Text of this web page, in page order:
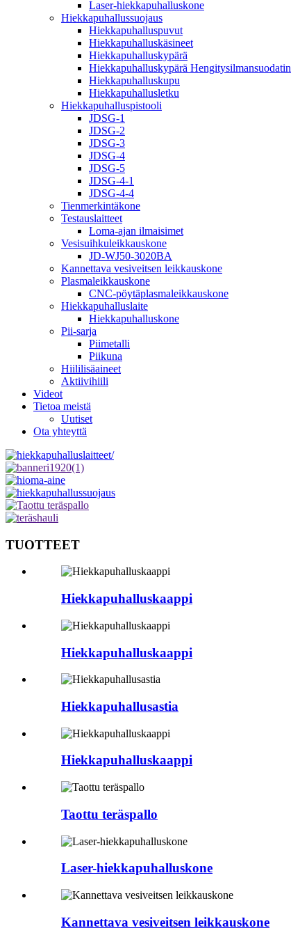
Laser-hiekkapuhalluskone
Hiekkapuhallussuojaus
Hiekkapuhalluspuvut
Hiekkapuhalluskäsineet
Hiekkapuhalluskypärä
Hiekkapuhalluskypärä Hengitysilmansuodatin
Hiekkapuhalluskupu
Hiekkapuhallusletku
Hiekkapuhalluspistooli
JDSG-1
JDSG-2
JDSG-3
JDSG-4
JDSG-5
JDSG-4-1
JDSG-4-4
Tienmerkintäkone
Testauslaitteet
Loma-ajan ilmaisimet
Vesisuihkuleikkauskone
JD-WJ50-3020BA
Kannettava vesiveitsen leikkauskone
Plasmaleikkauskone
CNC-pöytäplasmaleikkauskone
Hiekkapuhalluslaite
Hiekkapuhalluskone
Pii-sarja
Piimetalli
Piikuna
Hiililisäaineet
Aktiivihiili
Videot
Tietoa meistä
Uutiset
Ota yhteyttä
TUOTTEET
Hiekkapuhalluskaappi
Hiekkapuhalluskaappi
Hiekkapuhallusastia
Hiekkapuhalluskaappi
Taottu teräspallo
Laser-hiekkapuhalluskone
Kannettava vesiveitsen leikkauskone